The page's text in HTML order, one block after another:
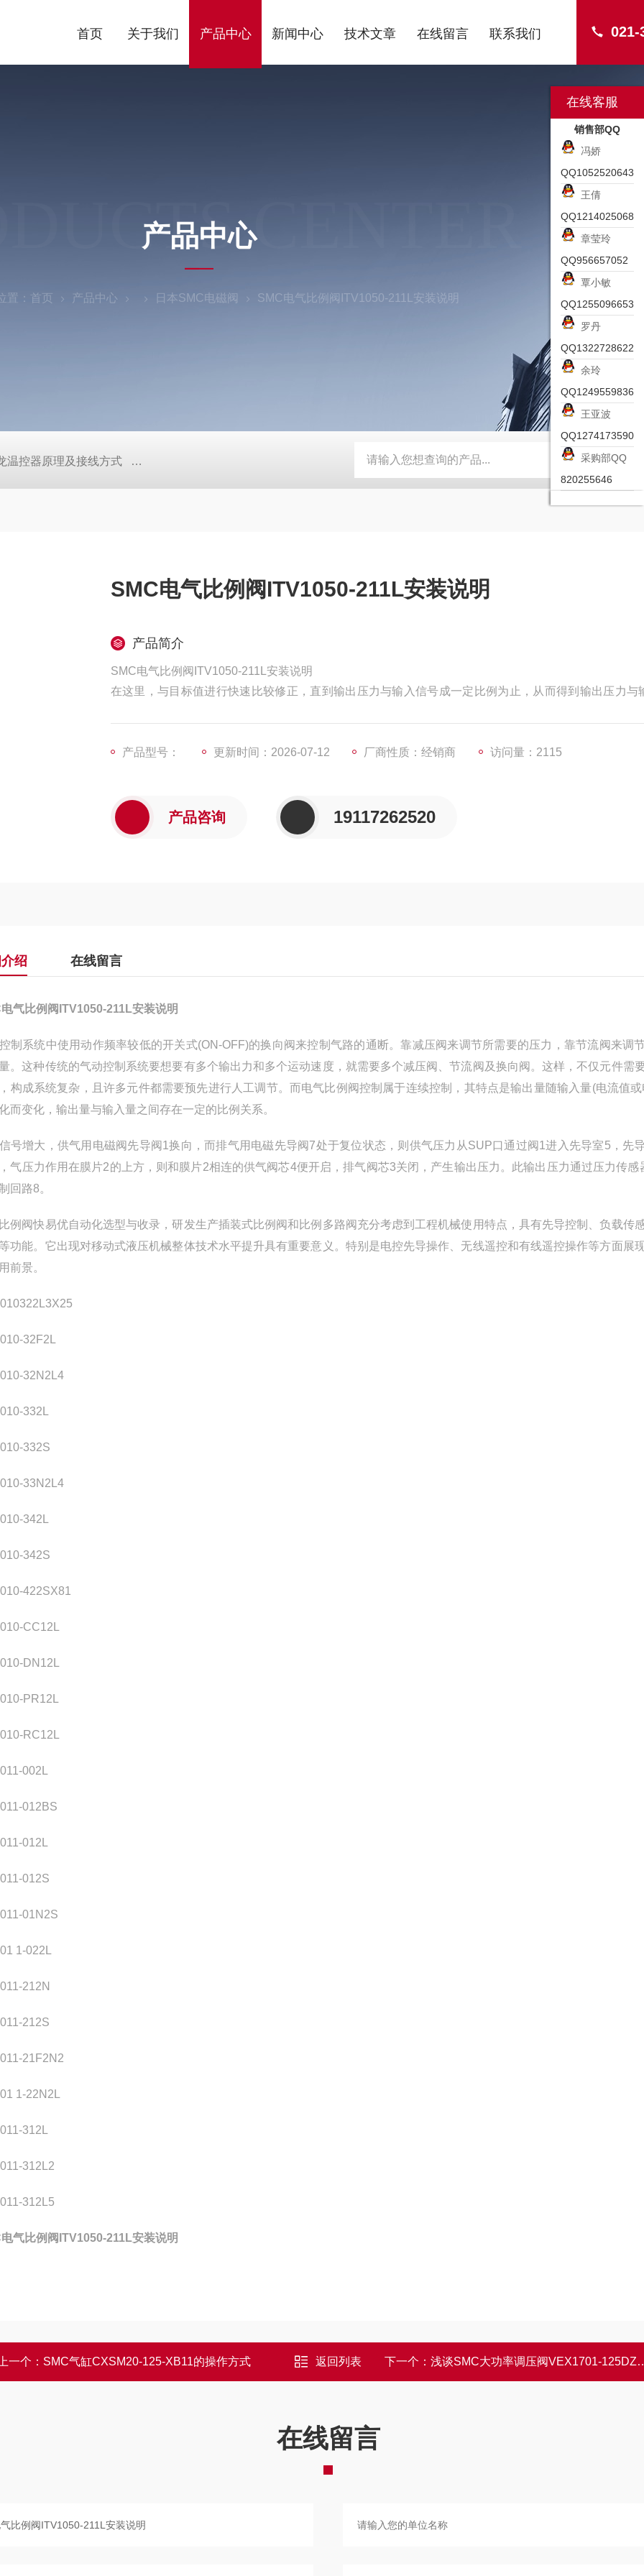
021-
首页 关于我们 产品中心 新闻中心 技术文章 在线留言 联系我们
CENTER
产品中心
置： 首页 产品中心 日本SMC电磁阀 SMC电气比例阀ITV1050-211L安装说明
温控器原理及接线方式 日本SMC真空压力开关的中文资料ZK2-ZSEA-A *皮尔兹PILZ安全激光扫描仪 RZMO-TER-
SMC电气比例阀ITV1050-211L安装说明
产品简介
SMC电气比例阀ITV1050-211L安装说明
在这里，与目标值进行快速比较修正，直到输出压力与输入信号成一定比例为止，从而得到输出压力与
产品型号： 更新时间：2026-07-12 厂商性质：经销商 访问量：2115
产品咨询 19117262520
绍 在线留言
气比例阀ITV1050-211L安装说明
制系统中使用动作频率较低的开关式(ON-OFF)的换向阀来控制气路的通断。靠减压阀来调节所需要的压力，靠节流阀来调
。这种传统的气动控制系统要想要有多个输出力和多个运动速度，就需要多个减压阀、节流阀及换向阀。这样，不仅元件需
构成系统复杂，且许多元件都需要预先进行人工调节。而电气比例阀控制属于连续控制，其特点是输出量随输入量(电流值
而变化，输出量与输入量之间存在一定的比例关系。
号增大，供气用电磁阀先导阀1换向，而排气用电磁先导阀7处于复位状态，则供气压力从SUP口通过阀1进入先导室5，先
气压力作用在膜片2的上方，则和膜片2相连的供气阀芯4便开启，排气阀芯3关闭，产生输出压力。此输出压力通过压力传感
回路8。
例阀快易优自动化选型与收录，研发生产插装式比例阀和比例多路阀充分考虑到工程机械使用特点，具有先导控制、负载传
功能。它出现对移动式液压机械整体技术水平提升具有重要意义。特别是电控先导操作、无线遥控和有线遥控操作等方面展
前景。
32F2L
32N2L4
332L
332S
33N2L4
342L
342S
422SX81
CC12L
DN12L
PR12L
RC12L
002L
012BS
012L
012S
01N2S
1-022L
212N
212S
21F2N2
1-22N2L
312L
312L2
312L5
气比例阀ITV1050-211L安装说明
一个： SMC气缸CXSM20-125-XB11的操作方式 返回列表 下一个： 浅谈SMC大功率调压阀VEX1701-125DZ的作用
在线留言
在线客服
销售部QQ
冯娇
QQ1052520643
王倩
QQ1214025068
章莹玲
QQ956657052
覃小敏
QQ1255096653
罗丹
QQ1322728622
余玲
QQ1249559836
王亚波
QQ1274173590
采购部QQ
820255646